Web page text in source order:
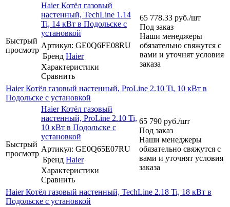
Быстрый
просмотр
Haier Котёл газовый
настенный, TechLine 1.14
Ti, 14 кВт в Подольске с
установкой
Артикул: GE0Q6FE08RU
Бренд Haier
Характеристики
Сравнить
65 778.33 руб./шт
Под заказ
Наши менеджеры
обязательно свяжутся с
вами и уточнят условия
заказа
Haier Котёл газовый настенный, ProLine 2.10 Ti, 10 кВт в
Подольске с установкой
Быстрый
просмотр
Haier Котёл газовый
настенный, ProLine 2.10 Ti,
10 кВт в Подольске с
установкой
Артикул: GE0Q65E07RU
Бренд Haier
Характеристики
Сравнить
65 790 руб./шт
Под заказ
Наши менеджеры
обязательно свяжутся с
вами и уточнят условия
заказа
Haier Котёл газовый настенный, TechLine 2.18 Ti, 18 кВт в
Подольске с установкой